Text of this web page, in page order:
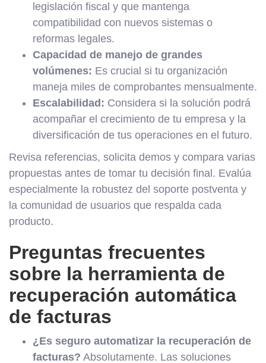
legislación fiscal y que mantenga
compatibilidad con nuevos sistemas o
reformas legales.
Capacidad de manejo de grandes
volúmenes: Es crucial si tu organización
maneja miles de comprobantes mensualmente.
Escalabilidad: Considera si la solución podrá
acompañar el crecimiento de tu empresa y la
diversificación de tus operaciones en el futuro.
Revisa referencias, solicita demos y compara varias
propuestas antes de tomar tu decisión final. Evalúa
especialmente la robustez del soporte postventa y
la comunidad de usuarios que respalda cada
producto.
Preguntas frecuentes
sobre la herramienta de
recuperación automática
de facturas
¿Es seguro automatizar la recuperación de
facturas? Absolutamente. Las soluciones